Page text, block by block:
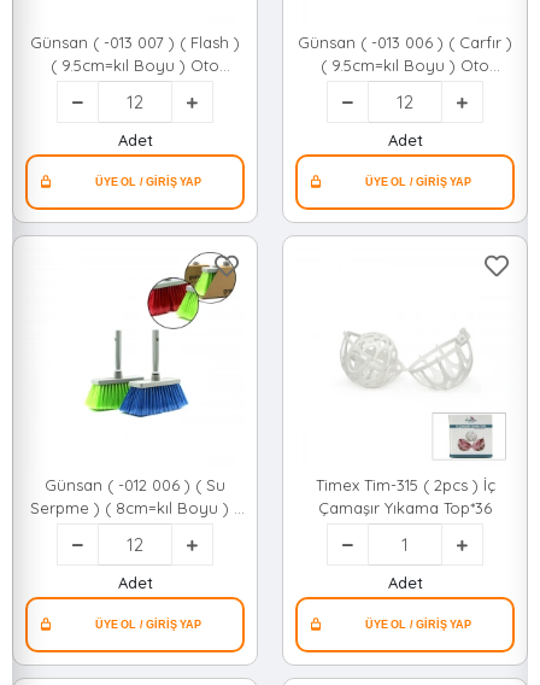
Günsan ( -013 007 ) ( Flash )
( 9.5cm=kıl Boyu ) Oto
Yıkama Fırçası (yumuşak
Doku) (oto & Cam & Islak
Zemin) (karton Sargı
Kutulu)*12=k
Adet
Günsan ( -013 006 ) ( Carfır )
( 9.5cm=kıl Boyu ) Oto
Yıkama Fırçası (yumuşak
Doku) (oto & Cam & Islak
Zemin) (karton Sargı
Kutulu)*12=k
Adet
Günsan ( -012 006 ) ( Su
Serpme ) ( 8cm=kıl Boyu ) (
8 Sıra ) Plastik Su Serpme
Fırçası ( Saplı=15.5cm)
(karton Sargı Kutulu)*12=k
Adet
Timex Tim-315 ( 2pcs ) İç
Çamaşır Yıkama Top*36
Adet